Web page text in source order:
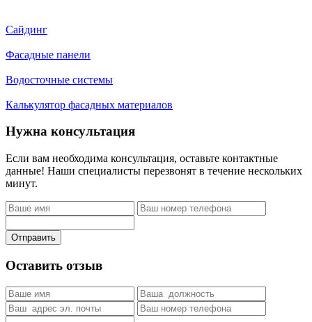
Сайдинг
Фасадные панели
Водосточные системы
Калькулятор фасадных материалов
Нужна консультация
Если вам необходима консультация, оставьте контактные
данные! Наши специалисты перезвонят в течение нескольких
минут.
Отправить
Оставить отзыв